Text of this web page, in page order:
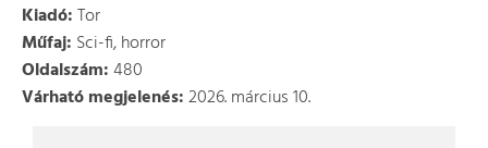
Kiadó:Tor
Műfaj: Sci-fi, horror
Oldalszám:480
Várható megjelenés:2026. március 10.